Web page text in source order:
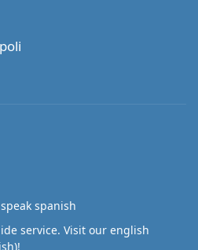
service. Visit our english